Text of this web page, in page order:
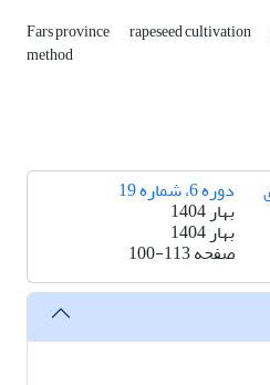
Fars province rapeseed cultivation
method
دوره 6، شماره 19
بهار 1404
بهار 1404
صفحه100-113